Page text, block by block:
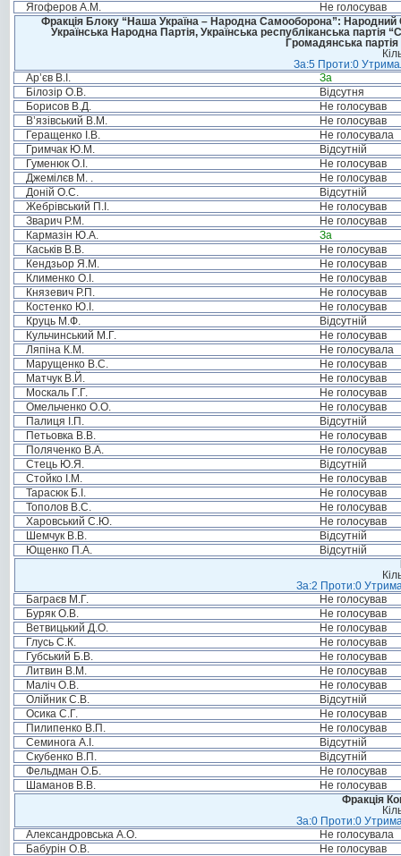
Ягоферов А.М.
Не голосував
Фракція Блоку “Наша Україна – Народна Самооборона”: Народний
Українська Народна Партія, Українська республіканська
Громадянська
За:5 Проти:0
Ар’єв В.І.
За
Білозір О.В.
Відсутня
Борисов В.Д.
Не голосував
В’язівський В.М.
Не голосував
Геращенко І.В.
Не голосувала
Гримчак Ю.М.
Відсутній
Гуменюк О.І.
Не голосував
Джемілєв М. .
Не голосував
Доній О.С.
Відсутній
Жебрівський П.І.
Не голосував
Зварич Р.М.
Не голосував
Кармазін Ю.А.
За
Каськів В.В.
Не голосував
Кендзьор Я.М.
Не голосував
Клименко О.І.
Не голосував
Князевич Р.П.
Не голосував
Костенко Ю.І.
Не голосував
Круць М.Ф.
Відсутній
Кульчинський М.Г.
Не голосував
Ляпіна К.М.
Не голосувала
Марущенко В.С.
Не голосував
Матчук В.Й.
Не голосував
Москаль Г.Г.
Не голосував
Омельченко О.О.
Не голосував
Палиця І.П.
Відсутній
Петьовка В.В.
Не голосував
Поляченко В.А.
Не голосував
Стець Ю.Я.
Відсутній
Стойко І.М.
Не голосував
Тарасюк Б.І.
Не голосував
Тополов В.С.
Не голосував
Харовський С.Ю.
Не голосував
Шемчук В.В.
Відсутній
Ющенко П.А.
Відсутній
За:2 Проти:0
Баграєв М.Г.
Не голосував
Буряк О.В.
Не голосував
Ветвицький Д.О.
Не голосував
Глусь С.К.
Не голосував
Губський Б.В.
Не голосував
Литвин В.М.
Не голосував
Маліч О.В.
Не голосував
Олійник С.В.
Відсутній
Осика С.Г.
Не голосував
Пилипенко В.П.
Не голосував
Семинога А.І.
Відсутній
Скубенко В.П.
Відсутній
Фельдман О.Б.
Не голосував
Шаманов В.В.
Не голосував
Фракція
За:0 Проти:0
Александровська А.О.
Не голосувала
Бабурін О.В.
Не голосував